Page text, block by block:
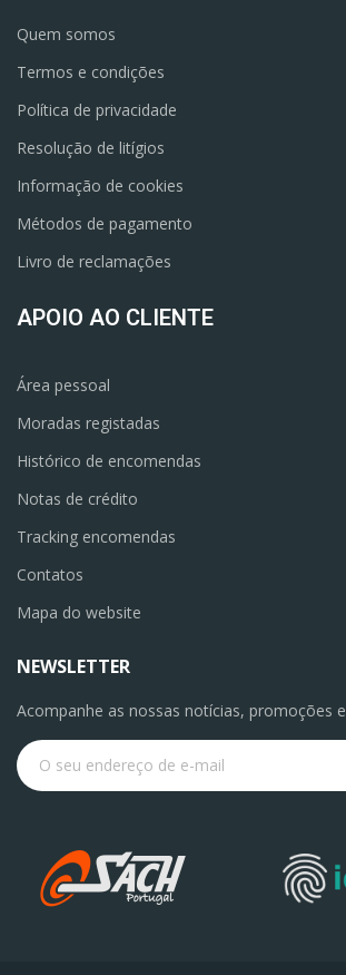
Quem somos
Termos e condições
Política de privacidade
Resolução de litígios
Informação de cookies
Métodos de pagamento
Livro de reclamações
APOIO AO CLIENTE
Área pessoal
Moradas registadas
Histórico de encomendas
Notas de crédito
Tracking encomendas
Contatos
Mapa do website
NEWSLETTER
Acompanhe as nossas notícias, promoções